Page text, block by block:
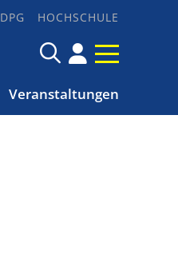
DPG HOCHSCHULE
Veranstaltungen